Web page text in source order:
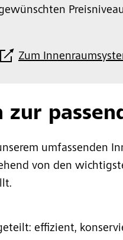
Zum
umfassenden
von den
effizient,